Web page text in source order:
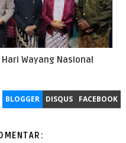
Wayang Nasional
BLOGGER DISQUS FACEBOOK